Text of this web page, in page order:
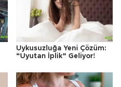
Uykusuzluğa Yeni Çözüm:
“Uyutan İplik” Geliyor!